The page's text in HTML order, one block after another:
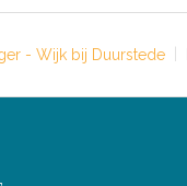
- Wijk bij Duurstede